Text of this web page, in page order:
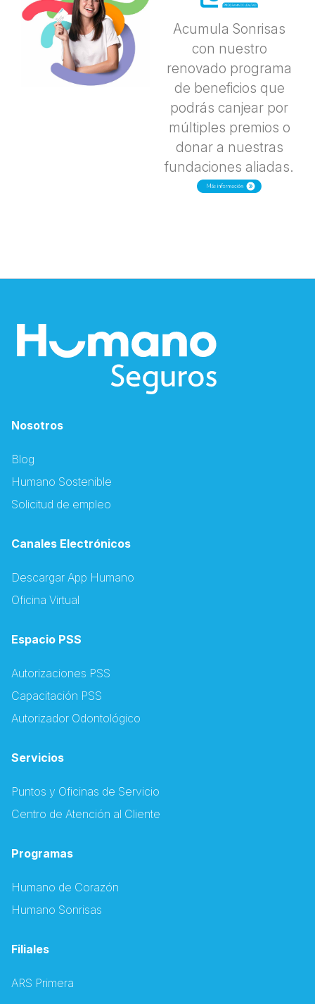
Acumula Sonrisas
con nuestro
renovado programa
de beneficios que
podrás canjear por
múltiples premios o
donar a nuestras
fundaciones aliadas.
Nosotros
Blog
Humano Sostenible
Solicitud de empleo
Canales Electrónicos
Descargar App Humano
Oficina Virtual
Espacio PSS
Autorizaciones PSS
Capacitación PSS
Autorizador Odontológico
Servicios
Puntos y Oficinas de Servicio
Centro de Atención al Cliente
Programas
Humano de Corazón
Humano Sonrisas
Filiales
ARS Primera